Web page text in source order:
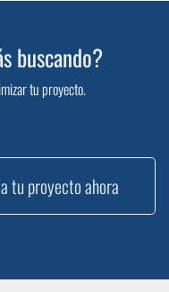
buscando?
tu proyecto.
tu proyecto ahora